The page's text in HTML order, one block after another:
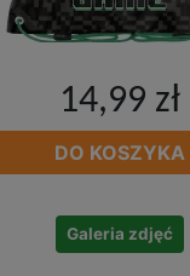
14,99 zł
DO KOSZYKA
Galeria zdjęć